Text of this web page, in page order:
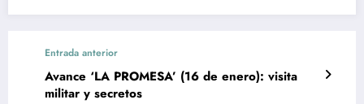
Entrada anterior
Avance ‘LA PROMESA’ (16 de enero): visita
militar y secretos